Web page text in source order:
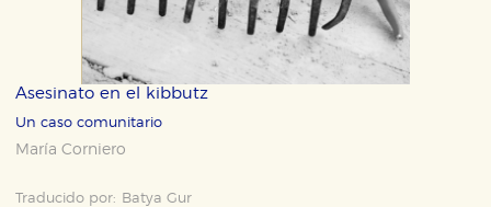
Asesinato en el kibbutz
Un caso comunitario
María Corniero
Traducido por:
Batya Gur